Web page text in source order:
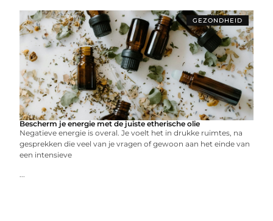
GEZONDHEID
Bescherm je energie met de juiste etherische olie
Negatieve energie is overal. Je voelt het in drukke ruimtes, na
gesprekken die veel van je vragen of gewoon aan het einde van
een intensieve
...